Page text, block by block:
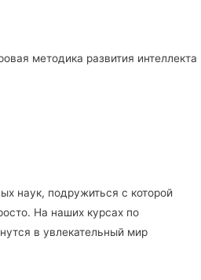
методика развития интеллекта
наук, подружиться с которой
На наших курсах по
в увлекательный мир